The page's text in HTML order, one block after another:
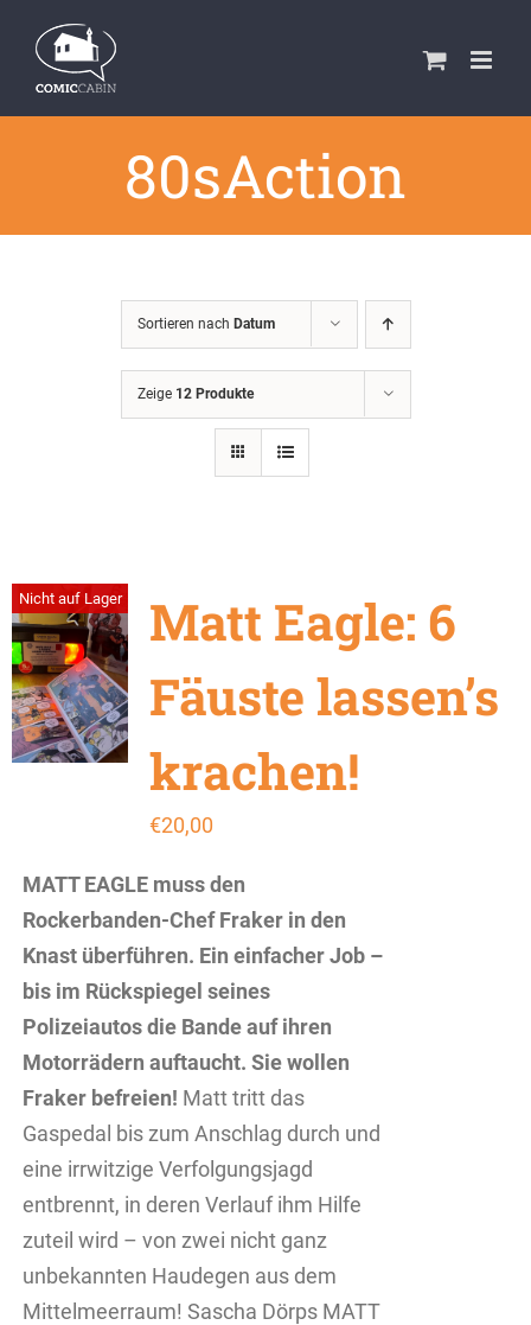
Inhalt
springen
80sAction
Sortieren nach Datum
Zeige 12 Produkte
Nicht auf Lager
Matt Eagle: 6
Fäuste lassen’s
krachen!
€20,00
MATT EAGLE muss den
Rockerbanden-Chef Fraker in den
Knast überführen. Ein einfacher Job –
bis im Rückspiegel seines
Polizeiautos die Bande auf ihren
Motorrädern auftaucht. Sie wollen
Fraker befreien! Matt tritt das
Gaspedal bis zum Anschlag durch und
eine irrwitzige Verfolgungsjagd
entbrennt, in deren Verlauf ihm Hilfe
zuteil wird – von zwei nicht ganz
unbekannten Haudegen aus dem
Mittelmeerraum! Sascha Dörps MATT